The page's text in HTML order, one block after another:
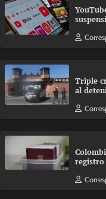
Triple
al
registro